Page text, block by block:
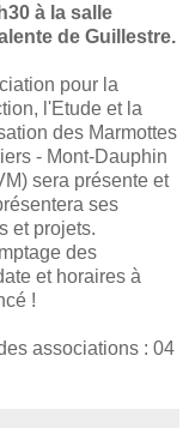
à la salle
de Guillestre.
pour la
l'Etude et la
des Marmottes
- Mont-Dauphin
sera présente et
ses
et projets.
des
et horaires à
!
associations : 04